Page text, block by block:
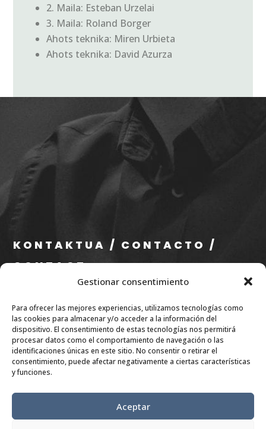
Gestionar consentimiento
Para ofrecer las mejores experiencias, utilizamos tecnologías como
las cookies para almacenar y/o acceder a la información del
dispositivo. El consentimiento de estas tecnologías nos permitirá
procesar datos como el comportamiento de navegación o las
identificaciones únicas en este sitio. No consentir o retirar el
consentimiento, puede afectar negativamente a ciertas características
y funciones.
Aceptar
2. Maila: Esteban Urzelai
3. Maila: Roland Borger
Ahots teknika: Miren Urbieta
Ahots teknika: David Azurza
KONTZERTUA
2016.07.23, DONOSTIA, Kaputxinoen Eliza.
KONTAKTUA / CONTACTO /
CONTACT
+34 656 79 07 36
SARE SOZIALAK / REDES
SOCIALES/